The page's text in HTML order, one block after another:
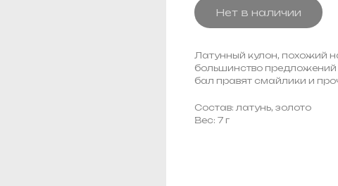
Нет в наличии
Латунный кулон, похожий
большинство предложений
бал правят смайлики и
Состав: латунь, золото
Вес: 7 г